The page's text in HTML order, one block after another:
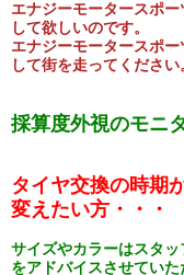
エナジーモータースポ
して欲しいのです。
エナジーモータースポ
して街を走ってください
採算度外視のモニ
タイヤ交換の時期
変えたい方・・
サイズやカラーはスタ
をアドバイスさせていた